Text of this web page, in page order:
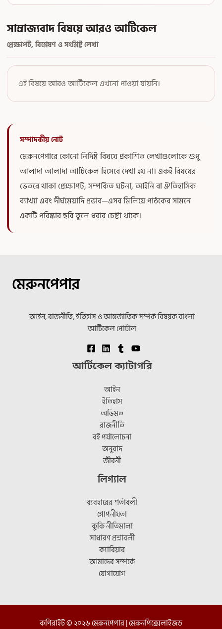
সাম্রাজ্যবাদ বিষয়ে আরও আর্টিকেল
প্রেক্ষাপট, বিশ্লেষণ ও সংশ্লিষ্ট লেখা
এই বিষয়ে আরও আর্টিকেল এখনো পাওয়া যায়নি।
সম্পাদকীয় নোট
মেরুনপেপারে কোনো নির্দিষ্ট বিষয়ে প্রকাশিত লেখাগুলোকে শুধু
আলাদা আলাদা আর্টিকেল হিসেবে দেখা হয় না। একই বিষয়ের
ভেতরে থাকা প্রেক্ষাপট, সম্পর্কিত ঘটনা, আইনি বা ঐতিহাসিক
ব্যাখ্যা এবং দীর্ঘমেয়াদি প্রভাব—এসব মিলিয়ে পাঠকের সামনে
একটি পরিষ্কার ছবি তুলে ধরার চেষ্টা থাকে।
মেরুনপেপার
আইন, রাজনীতি, ইতিহাস ও আন্তর্জাতিক সম্পর্ক বিষয়ক বাংলা
আর্টিকেল পোর্টাল
আর্টিকেল ক্যাটাগরি
আইন
ইতিহাস
অভিমত
রাজনীতি
বই পর্যালোচনা
অনুবাদ
জীবনী
লিগ্যাল
ব্যবহারের শর্তাবলী
গোপনীয়তা
কুকি নীতিমালা
সাধারণ প্রশ্নাবলী
ক্যারিয়ার
আমাদের সম্পর্কে
যোগাযোগ
কপিরাইট © ২০২৬ মেরুনপেপার |মেরুনপিক্সেলাইজড